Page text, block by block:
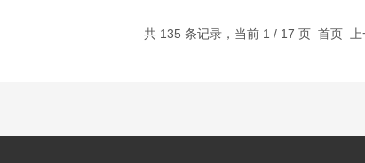
共 135 条记录，当前 1 / 17 页 首页 上